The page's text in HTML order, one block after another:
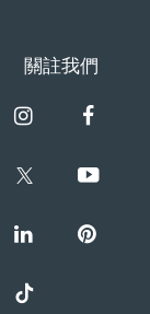
關註我們